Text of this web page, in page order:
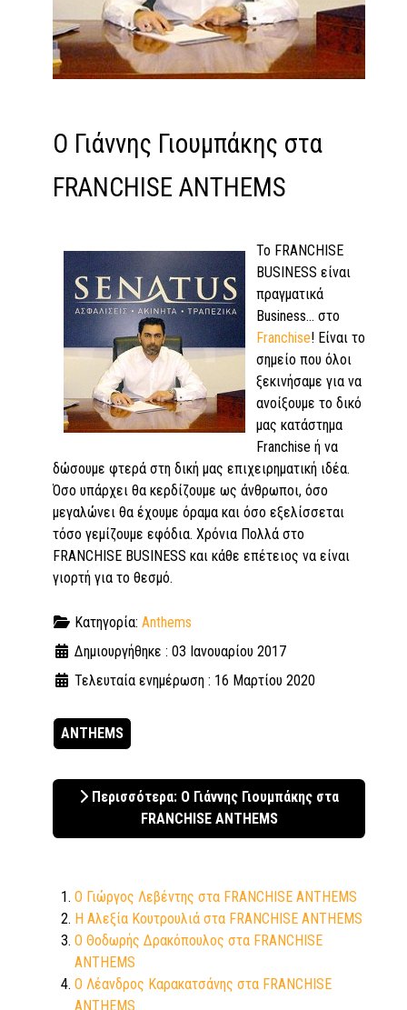
Ο Γιάννης Γιουμπάκης στα
FRANCHISE ANTHEMS
Το FRANCHISE
BUSINESS είναι
πραγματικά
Business... στο
Franchise! Είναι το
σημείο που όλοι
ξεκινήσαμε για να
ανοίξουμε το δικό
μας κατάστημα
Franchise ή να
δώσουμε φτερά στη δική μας επιχειρηματική ιδέα.
Όσο υπάρχει θα κερδίζουμε ως άνθρωποι, όσο
μεγαλώνει θα έχουμε όραμα και όσο εξελίσσεται
τόσο γεμίζουμε εφόδια. Χρόνια Πολλά στο
FRANCHISE BUSINESS και κάθε επέτειος να είναι
γιορτή για το θεσμό.
Κατηγορία: Anthems
Δημιουργήθηκε : 03 Ιανουαρίου 2017
Τελευταία ενημέρωση : 16 Μαρτίου 2020
ANTHEMS
Περισσότερα: Ο Γιάννης Γιουμπάκης στα
FRANCHISE ANTHEMS
Ο Γιώργος Λεβέντης στα FRANCHISE ANTHEMS
Η Αλεξία Κουτρουλιά στα FRANCHISE ANTHEMS
Ο Θοδωρής Δρακόπουλος στα FRANCHISE
ANTHEMS
Ο Λέανδρος Καρακατσάνης στα FRANCHISE
ANTHEMS